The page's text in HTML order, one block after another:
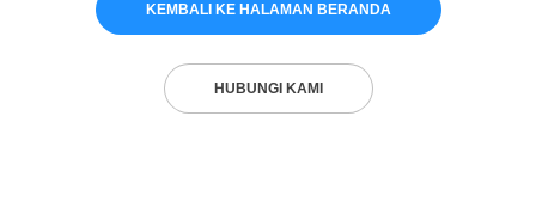
KEMBALI KE HALAMAN BERANDA
HUBUNGI KAMI